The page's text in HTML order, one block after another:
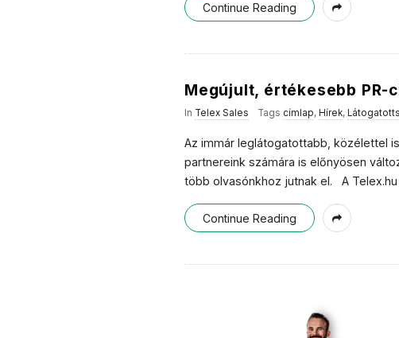
Continue Reading
Megújult, értékesebb PR-
In Telex Sales Tags címlap, Hírek,
Az immár leglátogatottabb, közélettel
partnereink számára is előnyösen
több olvasónkhoz jutnak el. A
Continue Reading